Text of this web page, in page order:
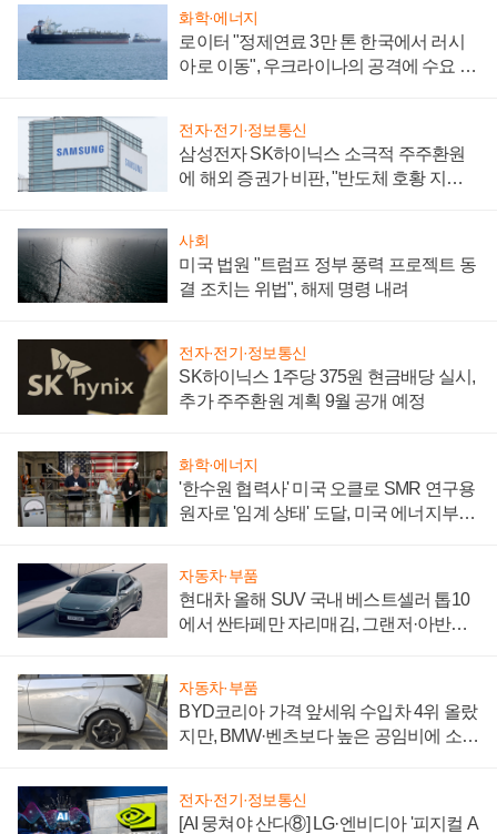
화학·에너지
로이터 "정제연료 3만 톤 한국에서 러시
아로 이동", 우크라이나의 공격에 수요 늘
전자·전기·정보통신
삼성전자 SK하이닉스 소극적 주주환원
에 해외 증권가 비판, "반도체 호황 지속
사회
미국 법원 "트럼프 정부 풍력 프로젝트 동
결 조치는 위법", 해제 명령 내려
전자·전기·정보통신
SK하이닉스 1주당 375원 현금배당 실시,
추가 주주환원 계획 9월 공개 예정
화학·에너지
'한수원 협력사' 미국 오클로 SMR 연구용
원자로 '임계 상태' 도달, 미국 에너지부
자동차·부품
현대차 올해 SUV 국내 베스트셀러 톱10
에서 싼타페만 자리매김, 그랜저·아반떼
자동차·부품
BYD코리아 가격 앞세워 수입차 4위 올랐
지만, BMW·벤츠보다 높은 공임비에 소비
전자·전기·정보통신
[AI 뭉쳐야 산다⑧] LG·엔비디아 '피지컬 A